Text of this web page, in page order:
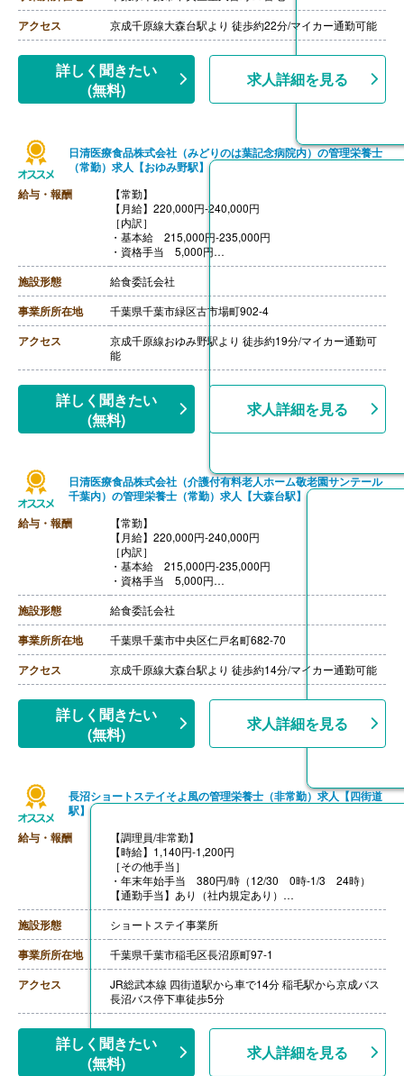
アクセス 京成千原線大森台駅より 徒歩約22分/マイカー通勤可能
詳しく聞きたい
(無料)
求人詳細を見る
日清医療食品株式会社（みどりのは葉記念病院内）の管理栄養士
（常勤）求人【おゆみ野駅】
給与・報酬
【常勤】
【月給】220,000円-240,000円
［内訳］
・基本給 215,000円-235,000円
・資格手当 5,000円
【賞与】あり※個人評価による
【退職金】あり※勤続3年以上
施設形態 給食委託会社
事業所所在地 千葉県千葉市緑区古市場町902-4
アクセス
京成千原線おゆみ野駅より 徒歩約19分/マイカー通勤可
能
詳しく聞きたい
(無料)
求人詳細を見る
日清医療食品株式会社（介護付有料老人ホーム敬老園サンテール
千葉内）の管理栄養士（常勤）求人【大森台駅】
給与・報酬
【常勤】
【月給】220,000円-240,000円
［内訳］
・基本給 215,000円-235,000円
・資格手当 5,000円
【賞与】あり※個人評価による
【退職金】あり※勤続3年以上
施設形態 給食委託会社
事業所所在地 千葉県千葉市中央区仁戸名町682-70
アクセス 京成千原線大森台駅より 徒歩約14分/マイカー通勤可能
詳しく聞きたい
(無料)
求人詳細を見る
長沼ショートステイそよ風の管理栄養士（非常勤）求人【四街道
駅】
給与・報酬
【調理員/非常勤】
【時給】1,140円-1,200円
［その他手当］
・年末年始手当 380円/時（12/30 0時-1/3 24時）
【通勤手当】あり（社内規定あり）
【賞与】あり（年2回寸志）
施設形態 ショートステイ事業所
事業所所在地 千葉県千葉市稲毛区長沼原町97-1
アクセス
JR総武本線 四街道駅から車で14分 稲毛駅から京成バス
長沼バス停下車徒歩5分
詳しく聞きたい
(無料)
求人詳細を見る